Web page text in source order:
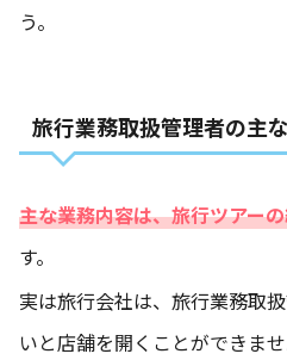
う。
旅行業務取扱管理者の主
主な業務内容は、旅行ツアー
す。
実は旅行会社は、旅行業務取
いと店舗を開くことができませ